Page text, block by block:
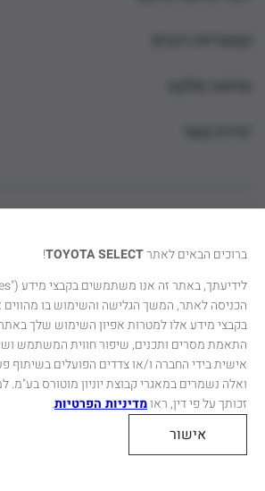
מדיניות הפרטיות(
ק
י
ש
ו
ר
ח
י
תנאי שימוש
Created by dooble
ברוכים הבאים לאתרTOYOTA SELECT
!
הכניסה לאתר, המשך הגלישה והשימוש בו
בקבצי מידע אלו למטרות אפיון השימוש שלך
התאמת מסרים ותכנים, שיפור חווית המשתמש
אישית בידי החברה ו/או צדדים הפועלים בשיתוף
ואלה נשמרים במאגרי קבוצת יוניון מוטורס בע"מ.
זכותך על פי דין, ראומדיניות הפרטיות.
אישור